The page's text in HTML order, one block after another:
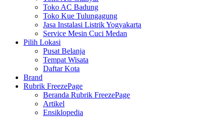
Toko AC Badung
Toko Kue Tulungagung
Jasa Instalasi Listrik Yogyakarta
Service Mesin Cuci Medan
Pilih Lokasi
Pusat Belanja
Tempat Wisata
Daftar Kota
Brand
Rubrik FreezePage
Beranda Rubrik FreezePage
Artikel
Ensiklopedia